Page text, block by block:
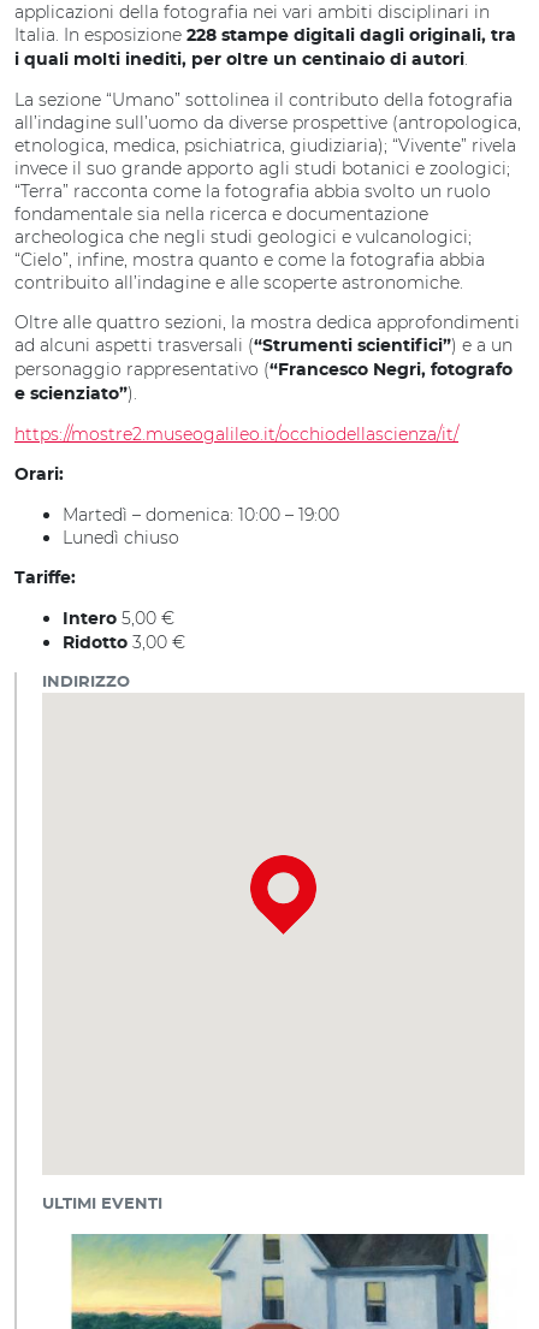
applicazioni della fotografia nei vari ambiti disciplinari in
Italia. In esposizione 228 stampe digitali dagli originali, tra
i quali molti inediti, per oltre un centinaio di autori.
La sezione “Umano” sottolinea il contributo della fotografia
all’indagine sull’uomo da diverse prospettive (antropologica,
etnologica, medica, psichiatrica, giudiziaria); “Vivente” rivela
invece il suo grande apporto agli studi botanici e zoologici;
“Terra” racconta come la fotografia abbia svolto un ruolo
fondamentale sia nella ricerca e documentazione
archeologica che negli studi geologici e vulcanologici;
“Cielo”, infine, mostra quanto e come la fotografia abbia
contribuito all’indagine e alle scoperte astronomiche.
Oltre alle quattro sezioni, la mostra dedica approfondimenti
ad alcuni aspetti trasversali (“Strumenti scientifici”) e a un
personaggio rappresentativo (“Francesco Negri, fotografo
e scienziato”).
https://mostre2.museogalileo.it/occhiodellascienza/it/
Orari:
Martedì – domenica: 10:00 – 19:00
Lunedì chiuso
Tariffe:
Intero 5,00 €
Ridotto 3,00 €
INDIRIZZO
ULTIMI EVENTI